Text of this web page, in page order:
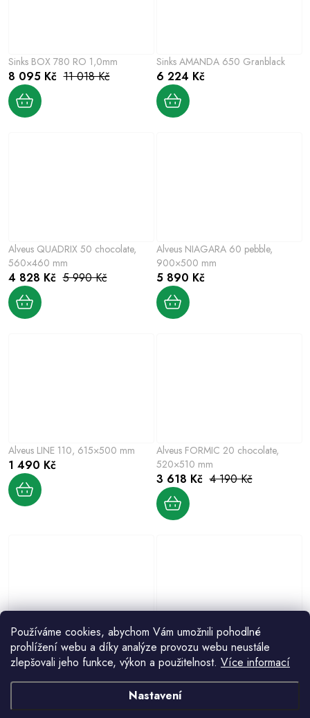
Používáme cookies, abychom Vám umožnili pohodlné
prohlížení webu a díky analýze provozu webu neustále
zlepšovali jeho funkce, výkon a použitelnost. Více informací
Nastavení
Sinks BOX 780 RO 1,0mm
8 095 Kč 11 018 Kč
Sinks AMANDA 650 Granblack
6 224 Kč
Alveus QUADRIX 50 chocolate,
560×460 mm
4 828 Kč 5 990 Kč
Alveus NIAGARA 60 pebble,
900×500 mm
5 890 Kč
Alveus LINE 110, 615×500 mm
1 490 Kč
Alveus FORMIC 20 chocolate,
520×510 mm
3 618 Kč 4 190 Kč
Alveus ELEGANT 110, 810×510
mm
4 990 Kč
Dřez nerezový Sinks Compact 760
V 0,5mm matný
1 707 Kč